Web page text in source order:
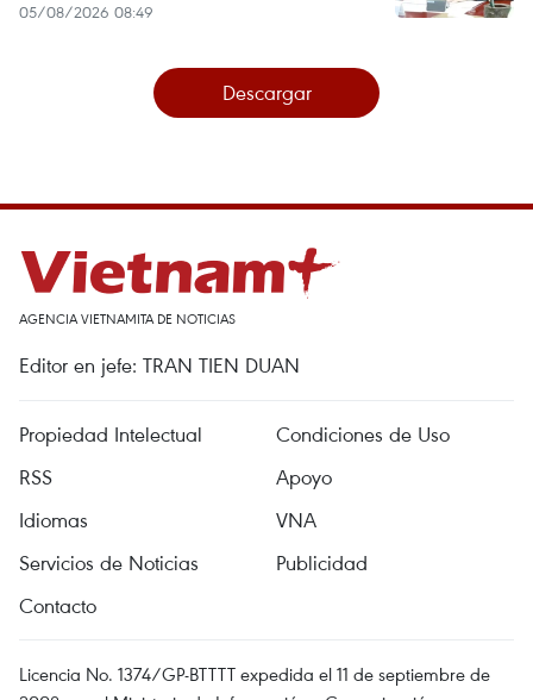
05/08/2026 08:49
Descargar
AGENCIA VIETNAMITA DE NOTICIAS
Editor en jefe: TRAN TIEN DUAN
Propiedad Intelectual
Condiciones de Uso
RSS
Apoyo
Idiomas
VNA
Servicios de Noticias
Publicidad
Contacto
Licencia No. 1374/GP-BTTTT expedida el 11 de septiembre de